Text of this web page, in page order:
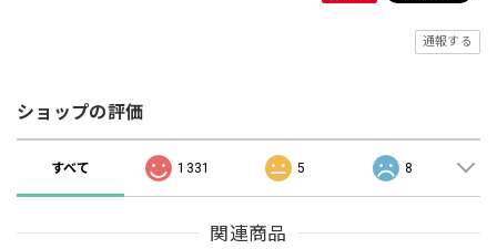
通報する
ショップの評価
すべて 1331 5 8
関連商品